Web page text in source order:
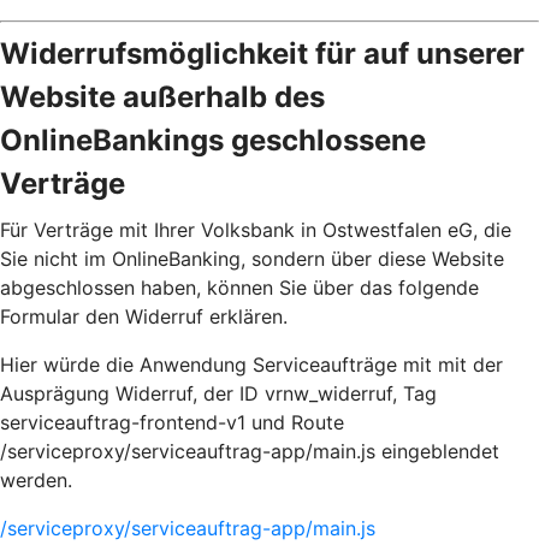
Widerrufsmöglichkeit für auf unserer
Website außerhalb des
OnlineBankings geschlossene
Verträge
Für Verträge mit Ihrer Volksbank in Ostwestfalen eG, die
Sie nicht im OnlineBanking, sondern über diese Website
abgeschlossen haben, können Sie über das folgende
Formular den Widerruf erklären.
Hier würde die Anwendung Serviceaufträge mit mit der
Ausprägung Widerruf, der ID vrnw_widerruf, Tag
serviceauftrag-frontend-v1 und Route
/serviceproxy/serviceauftrag-app/main.js eingeblendet
werden.
/serviceproxy/serviceauftrag-app/main.js